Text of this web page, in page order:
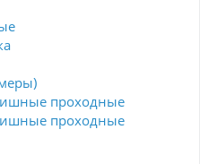
проходные
проходные